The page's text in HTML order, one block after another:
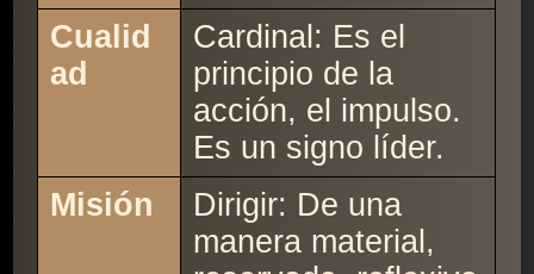
Cualid
ad
Cardinal: Es el
principio de la
acción, el impulso.
Es un signo líder.
Misión
Dirigir: De una
manera material,